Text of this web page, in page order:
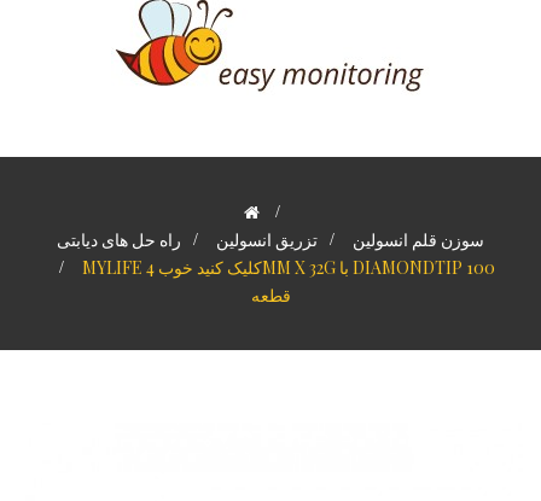
>
راه حل های دیابتی > تزریق انسولین >
سوزن قلم انسولین
>
MYLIFE کلیک کنید خوب 4MM X 32G با DIAMONDTIP 100
قطعه